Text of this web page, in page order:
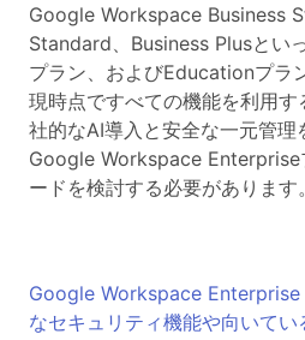
Google Workspace Business
Standard、Business Plusとい
プラン、およびEducationプラ
現時点ですべての機能を利用
社的なAI導入と安全な一元管理
Google Workspace Enterprise
ードを検討する必要があります。
Google Workspace
なセキュリティ機能や向いてい